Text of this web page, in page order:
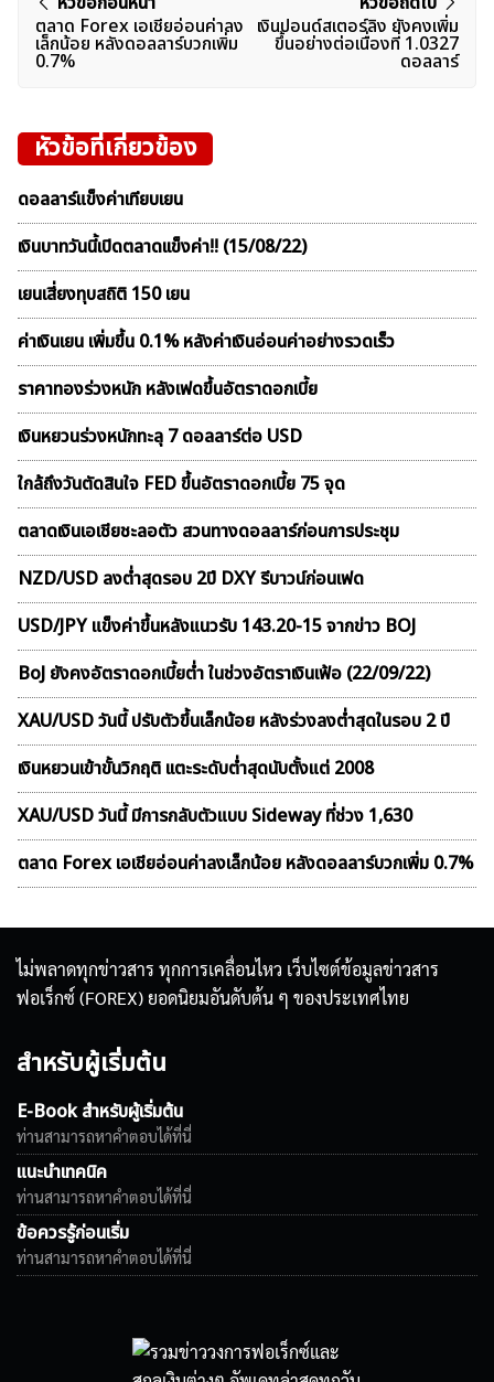
เรื่อง
ตลาด Forex เอเชียอ่อนค่าลง
เล็กน้อย หลังดอลลาร์บวกเพิ่ม
0.7%
เงินปอนด์สเตอร์ลิง ยังคงเพิ่ม
ขึ้นอย่างต่อเนื่องที่ 1.0327
ดอลลาร์
หัวข้อที่เกี่ยวข้อง
ดอลลาร์แข็งค่าเทียบเยน
เงินบาทวันนี้เปิดตลาดเเข็งค่า!! (15/08/22)
เยนเสี่ยงทุบสถิติ 150 เยน
ค่าเงินเยน เพิ่มขึ้น 0.1% หลังค่าเงินอ่อนค่าอย่างรวดเร็ว
ราคาทองร่วงหนัก หลังเฟดขึ้นอัตราดอกเบี้ย
เงินหยวนร่วงหนักทะลุ 7 ดอลลาร์ต่อ USD
ใกล้ถึงวันตัดสินใจ FED ขึ้นอัตราดอกเบี้ย 75 จุด
ตลาดเงินเอเชียชะลอตัว สวนทางดอลลาร์ก่อนการประชุม
NZD/USD ลงต่ำสุดรอบ 2ปี DXY รีบาวน์ก่อนเฟด
USD/JPY แข็งค่าขึ้นหลังแนวรับ 143.20-15 จากข่าว BOJ
BoJ ยังคงอัตราดอกเบี้ยต่ำ ในช่วงอัตราเงินเฟ้อ (22/09/22)
XAU/USD วันนี้ ปรับตัวขึ้นเล็กน้อย หลังร่วงลงต่ำสุดในรอบ 2 ปี
เงินหยวนเข้าขั้นวิกฤติ เเตะระดับต่ำสุดนับตั้งแต่ 2008
XAU/USD วันนี้ มีการกลับตัวแบบ Sideway ที่ช่วง 1,630
ตลาด Forex เอเชียอ่อนค่าลงเล็กน้อย หลังดอลลาร์บวกเพิ่ม 0.7%
ไม่พลาดทุกข่าวสาร ทุกการเคลื่อนไหว เว็บไซต์ข้อมูลข่าวสาร
ฟอเร็กซ์ (FOREX) ยอดนิยมอันดับต้น ๆ ของประเทศไทย
สำหรับผู้เริ่มต้น
E-Book สำหรับผู้เริ่มต้น
ท่านสามารถหาคำตอบได้ที่นี่
แนะนำเทคนิค
ท่านสามารถหาคำตอบได้ที่นี่
ข้อควรรู้ก่อนเริ่ม
ท่านสามารถหาคำตอบได้ที่นี่